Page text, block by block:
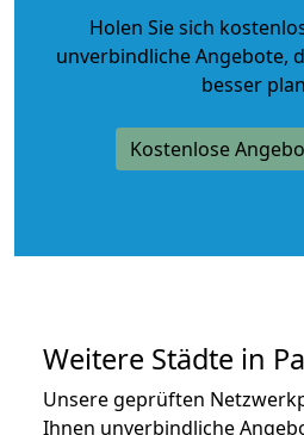
Holen Sie sich
unverbindliche Angebote,
besser
Kostenlose
Weitere Städte in
Unsere geprüften
Ihnen unverbindliche